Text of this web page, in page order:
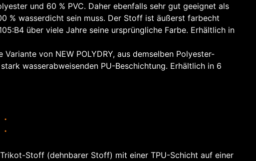
und 60 % PVC. Daher ebenfalls sehr gut geeignet als
% wasserdicht sein muss. Der Stoff ist äußerst farbecht
über viele Jahre seine ursprüngliche Farbe. Erhältlich in
Variante von NEW POLYDRY, aus demselben Polyester-
wasserabweisenden PU-Beschichtung. Erhältlich in 6
Stoff (dehnbarer Stoff) mit einer TPU-Schicht auf einer